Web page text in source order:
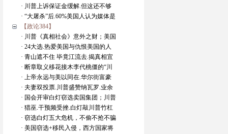
· 川普上诉保证金缓解.但这还不够
· “大屠杀”后.60%美国人认为媒体是
【政论384】
· 川普《真相社会》意外之财；美国
· 24大选.热爱美国与仇恨美国的人
· 青山遮不住 毕竟江流去.揭真相宜
· 断章取义移花接木李代桃僵的“川
· 上帝永远与美以同在.华尔街富豪
· 夫妻双投票.川普盛赞纳瓦罗.业余
· 国会开审白灯窃选卖国集团；川普
· 猎巫.干预频受挫.白灯敲川普竹杠
· 窃选白灯五大危机，不偷不抢不骗
· 美国窃选+移民入侵，西方国家将